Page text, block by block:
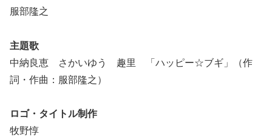
服部隆之
主題歌
中納良恵 さかいゆう 趣里 「ハッピー☆ブギ」（作
詞・作曲：服部隆之）
ロゴ・タイトル制作
牧野惇